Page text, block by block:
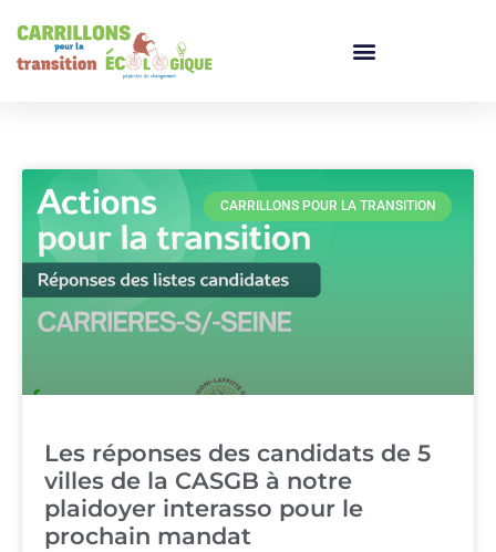
CARRILLONS POUR LA TRANSITION
Les réponses des candidats de 5
villes de la CASGB à notre
plaidoyer interasso pour le
prochain mandat